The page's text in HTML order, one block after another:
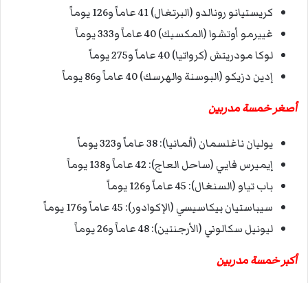
كريستيانو رونالدو (البرتغال) 41 عاماً و126 يوماً
غييرمو أوتشوا (المكسيك) 40 عاماً و333 يوماً
لوكا مودريتش (كرواتيا) 40 عاماً و275 يوماً
إدين دزيكو (البوسنة والهرسك) 40 عاماً و86 يوماً
أصغر خمسة مدربين
يوليان ناغلسمان (ألمانيا): 38 عاماً و323 يوماً
إيميرس فايي (ساحل العاج): 42 عاماً و138 يوماً
باب تياو (السنغال): 45 عاماً و126 يوماً
سيباستيان بيكاسيسي (الإكوادور): 45 عاماً و176 يوماً
ليونيل سكالوني (الأرجنتين): 48 عاماً و26 يوماً
أكبر خمسة مدربين